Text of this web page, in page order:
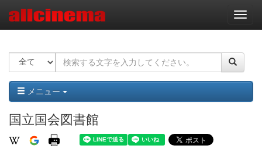
ナ
ビ
ー
ョ
ン
メニュー
国立国会図書館